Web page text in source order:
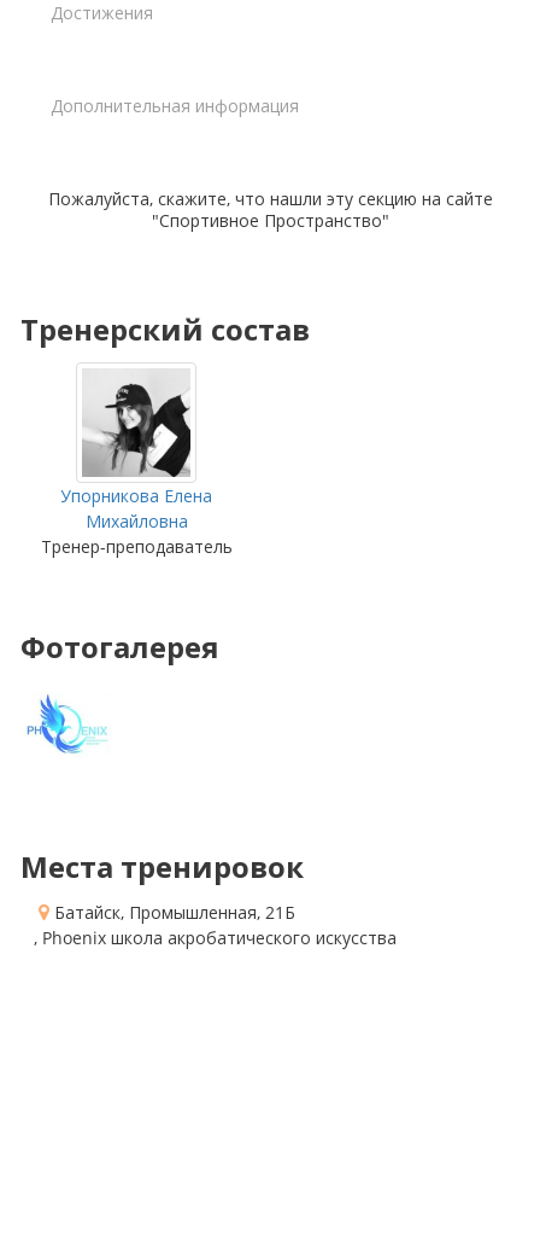
Достижения
Дополнительная информация
Пожалуйста, скажите, что нашли эту секцию на сайте
"Спортивное Пространство"
Тренерский состав
Упорникова Елена
Михайловна
Тренер-преподаватель
Фотогалерея
Места тренировок
Батайск, Промышленная, 21Б
, Phoenix школа акробатического искусства